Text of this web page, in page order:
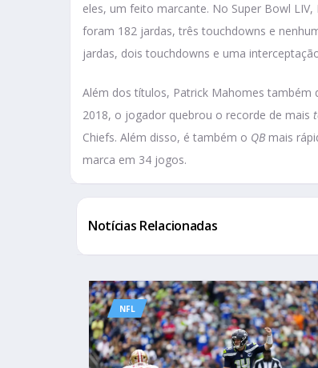
eles, um feito marcante. No Super Bowl
foram 182 jardas, três touchdowns e
jardas, dois touchdowns e uma
Além dos títulos, Patrick Mahomes também
2018, o jogador quebrou o recorde de mais
Chiefs. Além disso, é também o QB mais
marca em 34 jogos.
Notícias Relacionadas
NFL